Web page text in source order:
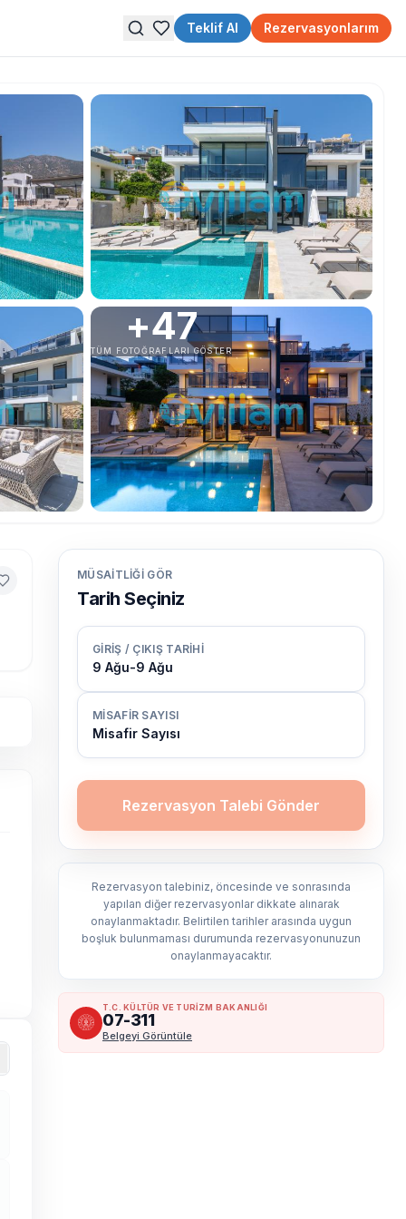
Teklif Al Rezervasyonlarım
+47
TÜM FOTOĞRAFLARI GÖSTER
MÜSAITLIĞI GÖR
Tarih Seçiniz
GIRIŞ / ÇIKIŞ TARIHI
9 Ağu-9 Ağu
MISAFIR SAYISI
Misafir Sayısı
Rezervasyon Talebi Gönder
Rezervasyon talebiniz, öncesinde ve sonrasında
yapılan diğer rezervasyonlar dikkate alınarak
onaylanmaktadır. Belirtilen tarihler arasında uygun
boşluk bulunmaması durumunda rezervasyonunuzun
onaylanmayacaktır.
T.C. KÜLTÜR VE TURİZM BAKANLIĞI
07-311
Belgeyi Görüntüle